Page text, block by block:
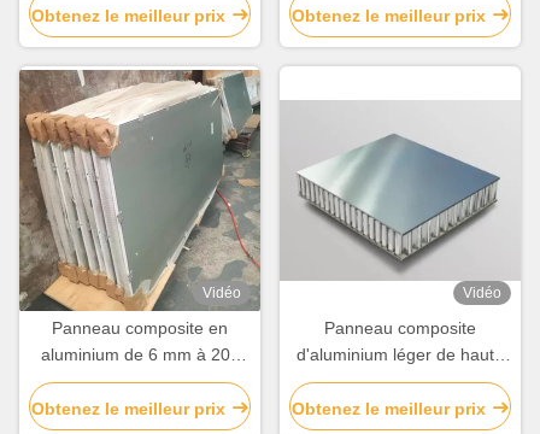
Obtenez le meilleur prix
20 mm
Obtenez le meilleur prix
Vidéo
Panneau composite en
aluminium de 6 mm à 200
mm avec bonne isolation
acoustique / thermique
Obtenez le meilleur prix
Vidéo
Panneau composite
d'aluminium léger de haute
qualité
Obtenez le meilleur prix